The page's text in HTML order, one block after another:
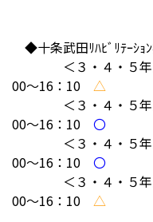
◆十条武田ﾘﾊﾋﾞﾘﾃｰｼｮ
＜３・４・５年生
00～16：10 △
＜３・４・５年生
00～16：10 〇
＜３・４・５年生
00～16：10 〇
＜３・４・５年生
00～16：10 △